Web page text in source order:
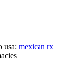
usa: mexican rx